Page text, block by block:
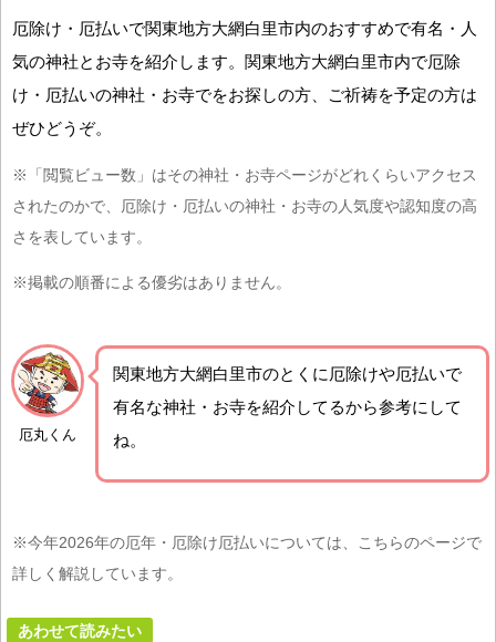
厄除け・厄払いで関東地方大網白里市内のおすすめで有名・人
気の神社とお寺を紹介します。関東地方大網白里市内で厄除
け・厄払いの神社・お寺でをお探しの方、ご祈祷を予定の方は
ぜひどうぞ。
※「閲覧ビュー数」はその神社・お寺ページがどれくらいアクセス
されたのかで、厄除け・厄払いの神社・お寺の人気度や認知度の高
さを表しています。
※掲載の順番による優劣はありません。
厄丸くん
関東地方大網白里市のとくに厄除けや厄払いで
有名な神社・お寺を紹介 してるから参考にして
ね。
※今年2026年の厄年・厄除け厄払いについては、こちらのページで
詳しく解説しています。
あわせて読みたい